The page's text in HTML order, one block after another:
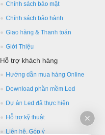
Chính sách bảo mật
Chính sách bảo hành
Giao hàng & Thanh toán
Giới Thiệu
Hỗ trợ khách hàng
Hướng dẫn mua hàng Online
Download phần mềm Led
Dự án Led đã thực hiện
Hỗ trợ kỹ thuật
Liên hệ, Góp ý